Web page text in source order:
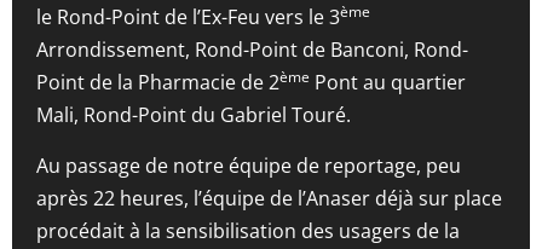
le Rond-Point de l’Ex-Feu vers le 3ème
Arrondissement, Rond-Point de Banconi, Rond-
Point de la Pharmacie de 2ème Pont au quartier
Mali, Rond-Point du Gabriel Touré.
Au passage de notre équipe de reportage, peu
après 22 heures, l’équipe de l’Anaser déjà sur place
procédait à la sensibilisation des usagers de la